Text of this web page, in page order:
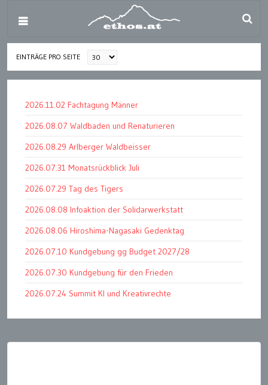
EINTRÄGE PRO SEITE
2026.11.02 Fachtagung Männer
2026.08.07 Waldbaden und Renaturieren
2026.08.29 Arlberger Waldbeisser
2026.07.31 Monatsrückblick Juli
2026.07.29 Tag des Tigers
2026.08.08 Infoaktion der Solidarwerkstatt
2026.08.06 Hiroshima-Nagasaki Gedenktag
2026.07.10 Kundgebung gg Budget 2027/28
2026.07.30 Kundgebung für den Frieden
2026.07.24 Summit KI und Kreativrechte
der